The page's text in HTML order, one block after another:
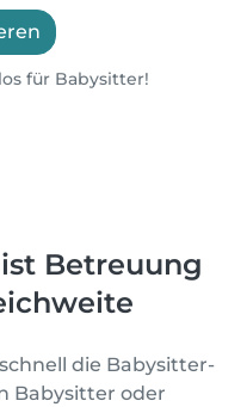
für Babysitter!
Betreuung
die Babysitter-
Babysitter oder